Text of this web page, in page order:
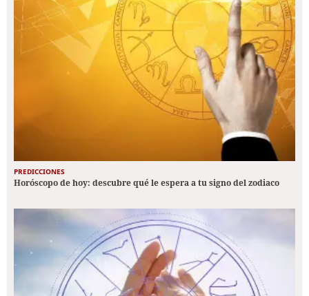
PREDICCIONES
Horóscopo de hoy: descubre qué le espera a tu signo del zodiaco